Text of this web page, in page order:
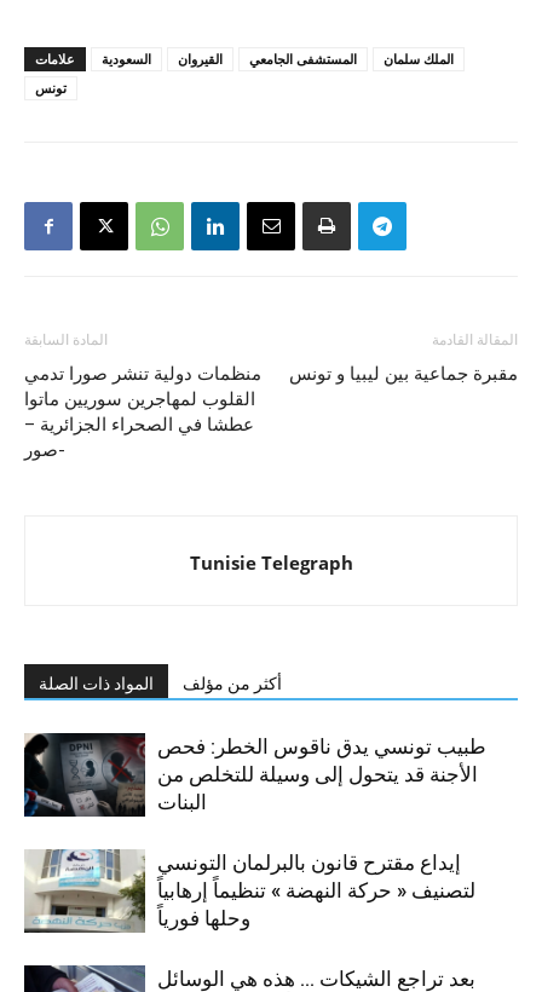
علامات السعودية القيروان المستشفى الجامعي
الملك سلمان
تونس
المادة السابقة
منظمات دولية تنشر صورا تدمي
القلوب لمهاجرين سوريين ماتوا
عطشا في الصحراء الجزائرية –
صور-
المقالة القادمة
مقبرة جماعية بين ليبيا و تونس
Tunisie Telegraph
المواد ذات الصلة أكثر من مؤلف
طبيب تونسي يدق ناقوس الخطر: فحص
الأجنة قد يتحول إلى وسيلة للتخلص من
البنات
إيداع مقترح قانون بالبرلمان التونسي
لتصنيف « حركة النهضة » تنظيماً إرهابياً
وحلها فورياً
بعد تراجع الشيكات … هذه هي الوسائل